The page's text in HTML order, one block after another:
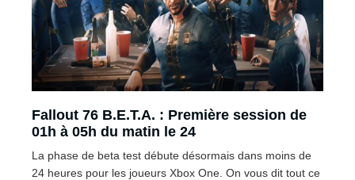
Fallout 76 B.E.T.A. : Première session de
01h à 05h du matin le 24
La phase de beta test débute désormais dans moins de
24 heures pour les joueurs Xbox One. On vous dit tout ce